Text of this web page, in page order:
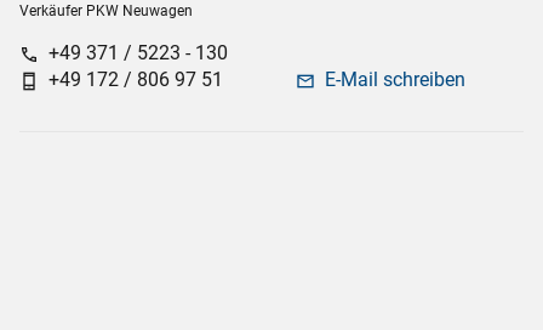
Verkäufer PKW Neuwagen
call +49 371 / 5223 - 130
phone_android +49 172 / 806 97 51 mail E-Mail schreiben